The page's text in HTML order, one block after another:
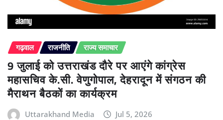
गढ़वाल राजनीति राज्य समाचार
9 जुलाई को उत्तराखंड दौरे पर आएंगे कांग्रेस
महासचिव के.सी. वेणुगोपाल, देहरादून में संगठन की
मैराथन बैठकों का कार्यक्रम
Uttarakhand Media Jul 5, 2026